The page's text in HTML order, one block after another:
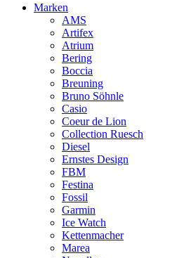
Marken
AMS
Artifex
Atrium
Bering
Boccia
Breuning
Bruno Söhnle
Casio
Coeur de Lion
Collection Ruesch
Diesel
Ernstes Design
FBM
Festina
Fossil
Garmin
Ice Watch
Kettenmacher
Marea